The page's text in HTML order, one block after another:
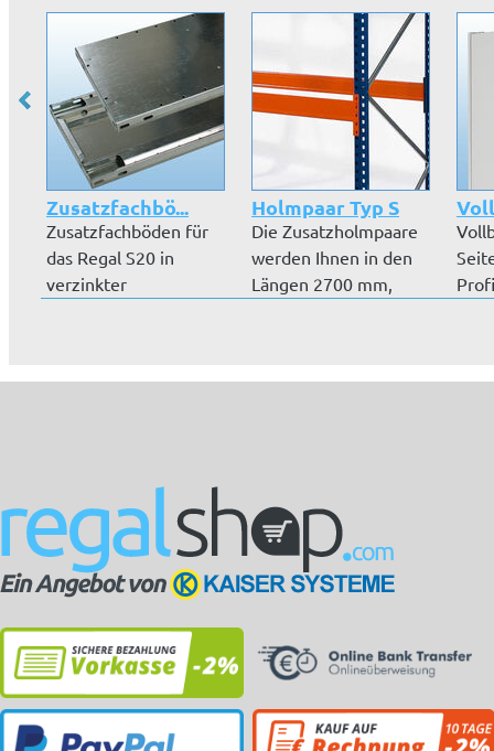
Zusatzfachbö...
Zusatzfachböden für
das Regal S20 in
verzinkter
Holmpaar Typ S
Die Zusatzholmpaare
werden Ihnen in den
Längen 2700 mm,